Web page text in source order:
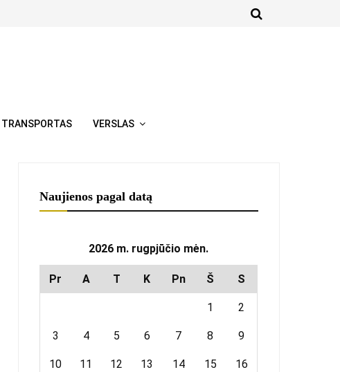
TRANSPORTAS VERSLAS
Naujienos pagal datą
2026 m. rugpjūčio mėn.
Pr A T K Pn Š S
1 2
3 4 5 6 7 8 9
10 11 12 13 14 15 16